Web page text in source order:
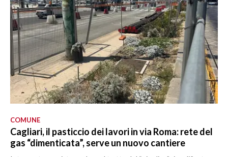
COMUNE
Cagliari, il pasticcio dei lavori in via Roma: rete del
gas “dimenticata”, serve un nuovo cantiere